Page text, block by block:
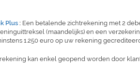
Plus : Een betalende zichtrekening met 2
(maandelijks) en een
1.250 euro op uw rekening
kan enkel geopend worden door